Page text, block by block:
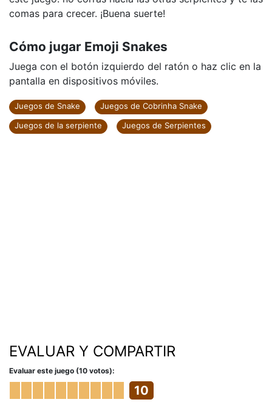
comas para crecer. ¡Buena suerte!
Cómo jugar Emoji Snakes
Juega con el botón izquierdo del ratón o haz clic en la
pantalla en dispositivos móviles.
Juegos de Snake
Juegos de Cobrinha Snake
Juegos de la serpiente
Juegos de Serpientes
EVALUAR Y COMPARTIR
Evaluar este juego (10 votos):
10